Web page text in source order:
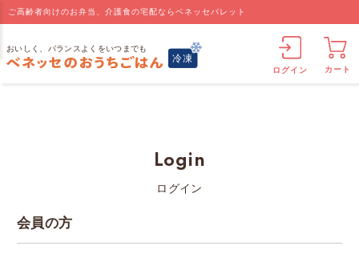
ご高齢者向けのお弁当、介護食の宅配ならベネッセパレット
ログイン カート
Login
ログイン
会員の方